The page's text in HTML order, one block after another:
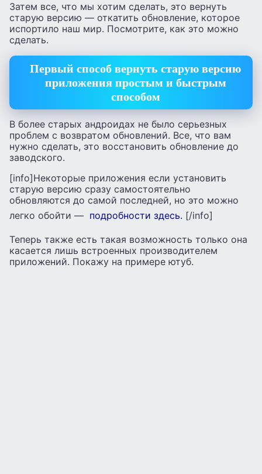
Затем все, что мы хотим сделать, это вернуть
старую версию — откатить обновление, которое
испортило наш мир. Посмотрите, как это можно
сделать.
Первый способ вернуть старую версию
приложения простым и быстрым
способом
В более старых андроидах не было серьезных
проблем с возвратом обновлений. Все, что вам
нужно сделать, это восстановить обновление до
заводского.
[info]Некоторые приложения если установить
старую версию сразу самостоятельно
обновляются до самой последней, но это можно
легко обойти — подробности здесь. [/info]
Теперь также есть такая возможность только она
касается лишь встроенных производителем
приложений. Покажу на примере ютуб.